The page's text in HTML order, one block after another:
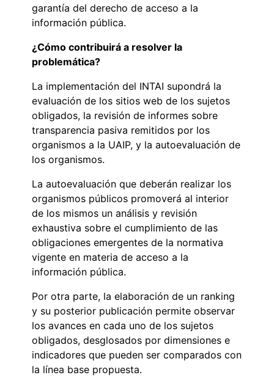
garantía del derecho de acceso a la
información pública.
¿Cómo contribuirá a resolver la
problemática?
La implementación del INTAI supondrá la
evaluación de los sitios web de los sujetos
obligados, la revisión de informes sobre
transparencia pasiva remitidos por los
organismos a la UAIP, y la autoevaluación de
los organismos.
La autoevaluación que deberán realizar los
organismos públicos promoverá al interior
de los mismos un análisis y revisión
exhaustiva sobre el cumplimiento de las
obligaciones emergentes de la normativa
vigente en materia de acceso a la
información pública.
Por otra parte, la elaboración de un ranking
y su posterior publicación permite observar
los avances en cada uno de los sujetos
obligados, desglosados por dimensiones e
indicadores que pueden ser comparados con
la línea base propuesta.